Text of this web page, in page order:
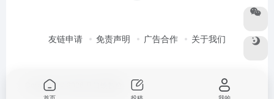
友链申请 免责声明 广告合作 关于我们
Copyright © 2026